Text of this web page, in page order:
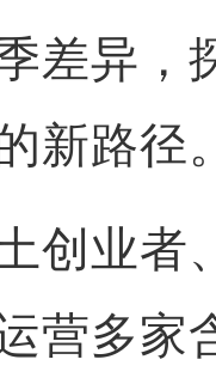
差异，
新路径
业者
营多家